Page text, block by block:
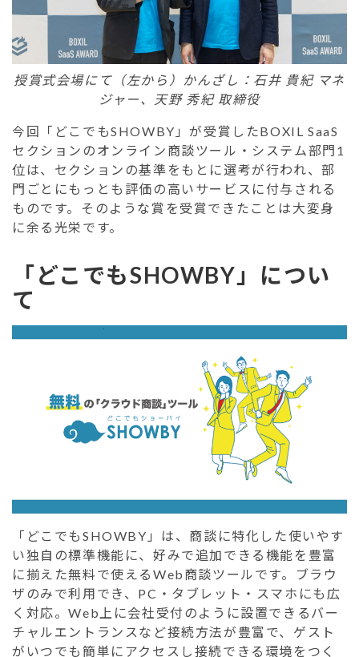
授賞式会場にて（左から）かんざし：石井 貴紀 マネ
ジャー、天野 秀紀 取締役
今回「どこでもSHOWBY」が受賞したBOXIL SaaS
セクションのオンライン商談ツール・システム部門1
位は、セクションの基準をもとに選考が行われ、部
門ごとにもっとも評価の高いサービスに付与される
ものです。そのような賞を受賞できたことは大変身
に余る光栄です。
「どこでもSHOWBY」につい
て
「どこでもSHOWBY」は、商談に特化した使いやす
い独自の標準機能に、好みで追加できる機能を豊富
に揃えた無料で使えるWeb商談ツールです。ブラウ
ザのみで利用でき、PC・タブレット・スマホにも広
く対応。Web上に会社受付のように設置できるバー
チャルエントランスなど接続方法が豊富で、ゲスト
がいつでも簡単にアクセスし接続できる環境をつく